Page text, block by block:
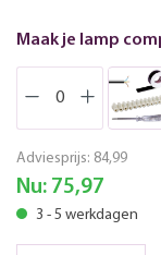
Maak je lamp
Adviesprijs: 84,99
Nu: 75,97
3 - 5 werkdagen